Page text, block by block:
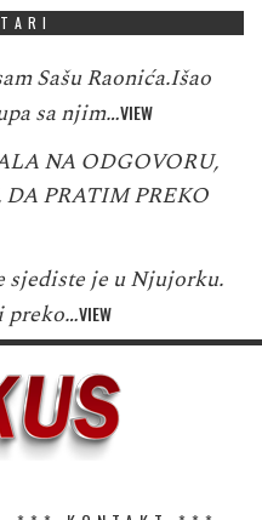
Sašu Raonića.Išao
sa njim…VIEW
NA ODGOVORU,
PRATIM PREKO
sjediste je u Njujorku.
preko…VIEW